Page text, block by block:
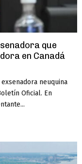
que
en Canadá
neuquina
Oficial. En